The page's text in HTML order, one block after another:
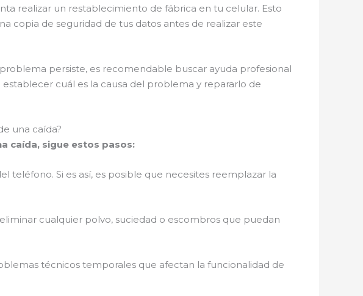
realizar un restablecimiento de fábrica en tu celular. Esto
copia de seguridad de tus datos antes de realizar este
persiste, es recomendable buscar ayuda profesional
cuál es la causa del problema y repararlo de
una caída?
caída, sigue estos pasos:
teléfono. Si es así, es posible que necesites reemplazar la
cualquier polvo, suciedad o escombros que puedan
técnicos temporales que afectan la funcionalidad de